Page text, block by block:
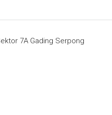
7A Gading Serpong